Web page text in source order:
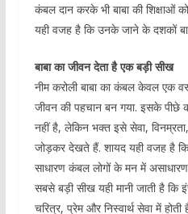
कंबल दान करके भी बाबा की शिक्षाओं
यही वजह है कि उनके जाने के दशकों
बाबा का जीवन देता है एक बड़ी सीख
नीम करोली बाबा का कंबल केवल एक
जीवन की पहचान बन गया. इसके पीछे
नहीं है, लेकिन भक्त इसे सेवा,
जोड़कर देखते हैं. शायद यही वजह है
साधारण कंबल लोगों के मन में
सबसे बड़ी सीख यही मानी जाती है
चरित्र, प्रेम और निस्वार्थ सेवा में होती